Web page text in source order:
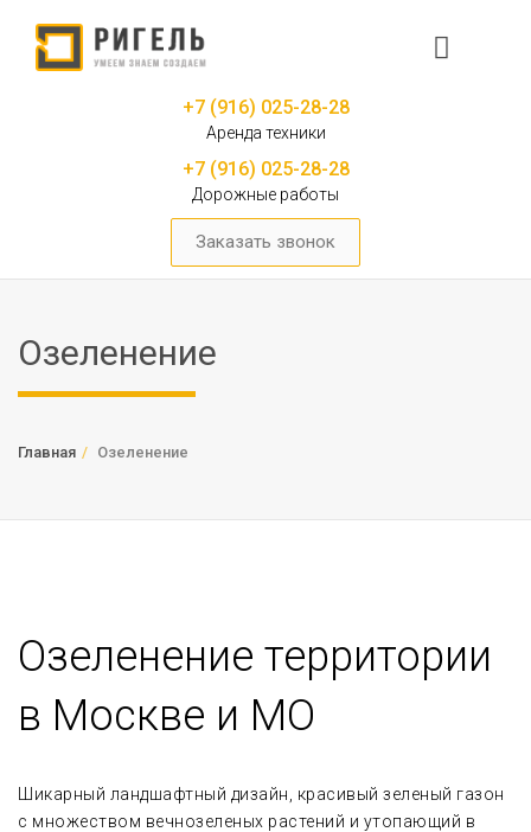
+7 (916) 025-28-28
Аренда техники
+7 (916) 025-28-28
Дорожные работы
Заказать звонок
Озеленение
Главная Озеленение
Озеленение территории
в Москве и МО
Шикарный ландшафтный дизайн, красивый зеленый газон
с множеством вечнозеленых растений и утопающий в